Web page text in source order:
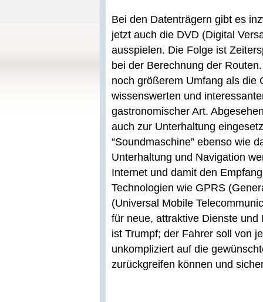
Bei den Datenträgern gibt es
jetzt auch die DVD (Digital
ausspielen. Die Folge ist
bei der Berechnung der
noch größerem Umfang als die
wissenswerten und
gastronomischer Art.
auch zur Unterhaltung
“Soundmaschine” ebenso wie
Unterhaltung und Navigation
Internet und damit den
Technologien wie GPRS
(Universal Mobile
für neue, attraktive Dienste
ist Trumpf; der Fahrer soll von
unkompliziert auf die
zurückgreifen können und